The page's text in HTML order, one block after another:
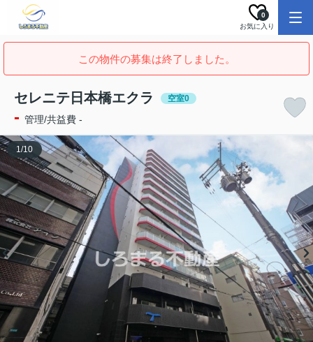
お気に入り
0
この物件の募集は終了しました。
セレニテ日本橋エクラ 空室0
- 管理/共益費 -
1/10